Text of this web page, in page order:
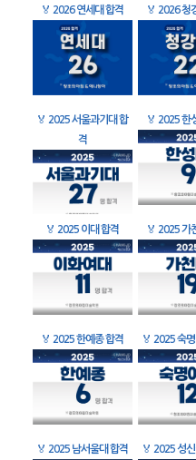
🏅 2026 연세대 합격 🏅 2026 청
🏅 2025 서울과기대 합
격
🏅 2025 한
🏅 2025 이대 합격 🏅 2025 가
🏅 2025 한예종 합격 🏅 2025 숙
🏅 2025 남서울대 합격 🏅 2025 성